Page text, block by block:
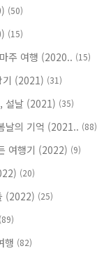
(50)
(15)
주 여행 (2020.. (15)
기 (2021) (31)
설날 (2021) (35)
날의 기억 (2021.. (88)
여행기 (2022) (9)
(20)
(2022) (25)
(89)
행 (82)